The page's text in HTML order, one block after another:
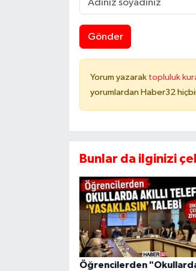
Gönder
Yorum yazarak topluluk
yorumlardan Haber32
Bunlar da ilginizi
Öğrencilerden